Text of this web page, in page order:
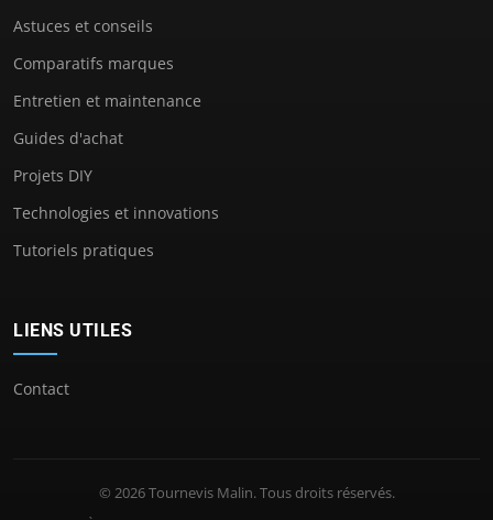
Astuces et conseils
Comparatifs marques
Entretien et maintenance
Guides d'achat
Projets DIY
Technologies et innovations
Tutoriels pratiques
LIENS UTILES
Contact
© 2026 Tournevis Malin. Tous droits réservés.